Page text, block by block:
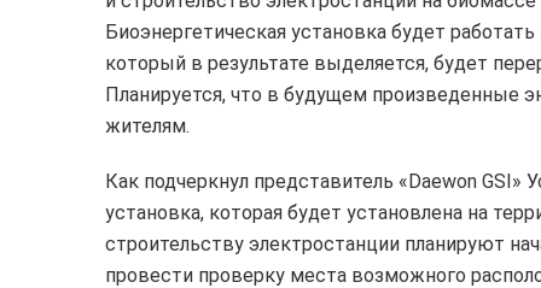
Биоэнергетическая установка будет
который в результате выделяется, будет
Планируется, что в будущем произведенные
жителям.
Как подчеркнул представитель «Daewon GSI»
установка, которая будет установлена на
строительству электростанции планируют
провести проверку места возможного